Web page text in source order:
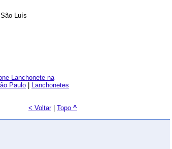
Luís
Lanchonete na
Paulo
Lanchonetes
< Voltar| Topo ^